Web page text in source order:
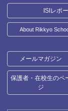
ISIレポ
About Rikkyo
メールマガジン
保護者・在校生のペ
ジ